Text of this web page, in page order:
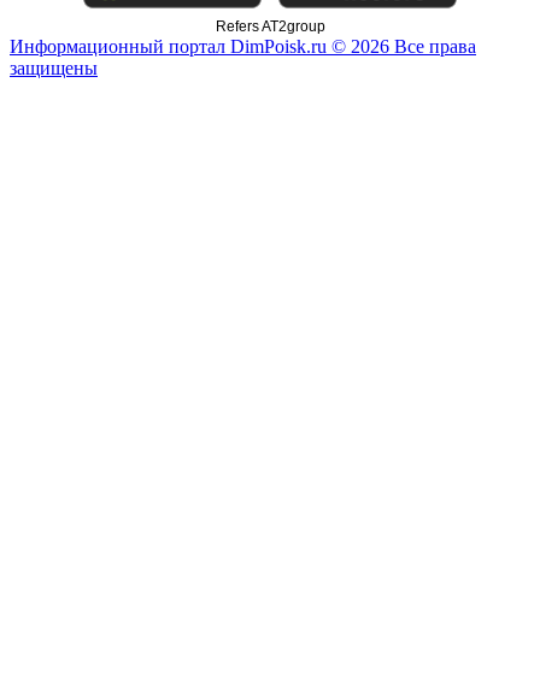
Refers AT2group
Информационный портал DimPoisk.ru © 2026 Все права
защищены